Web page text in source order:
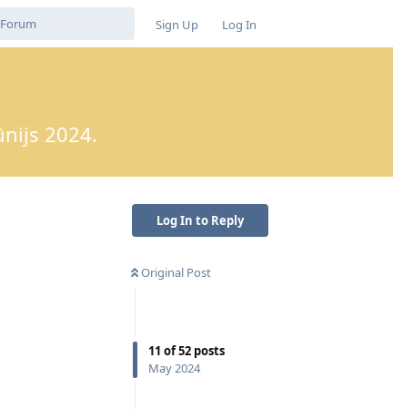
Sign Up Log In
2024.
Log In to Reply
Original Post
11 of52 posts
May 2024